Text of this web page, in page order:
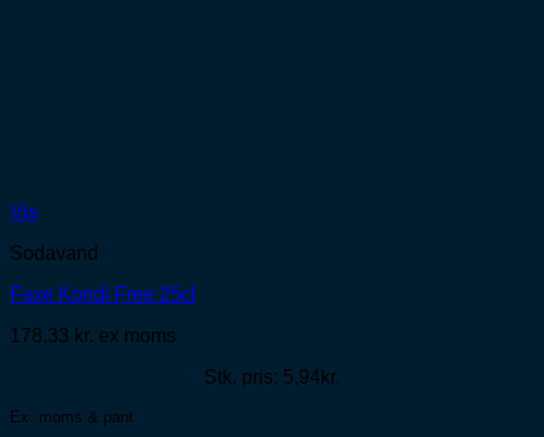
Vis
Sodavand
Faxe Kondi Free 25cl
178,33 kr. ex moms
Stk. pris: 5,94kr.
Ex. moms & pant